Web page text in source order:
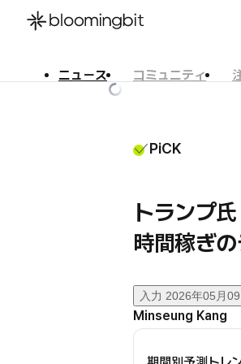
ニュース コミュニティ
PiCK
トランプ
時間稼ぎ
入力 2026年05月
Minseung Kang